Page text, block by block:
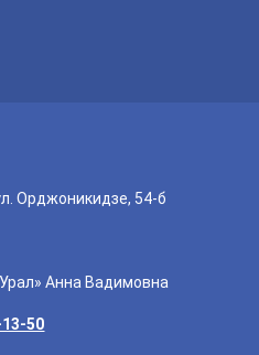
Орджоникидзе, 54-б
Анна Вадимовна
50